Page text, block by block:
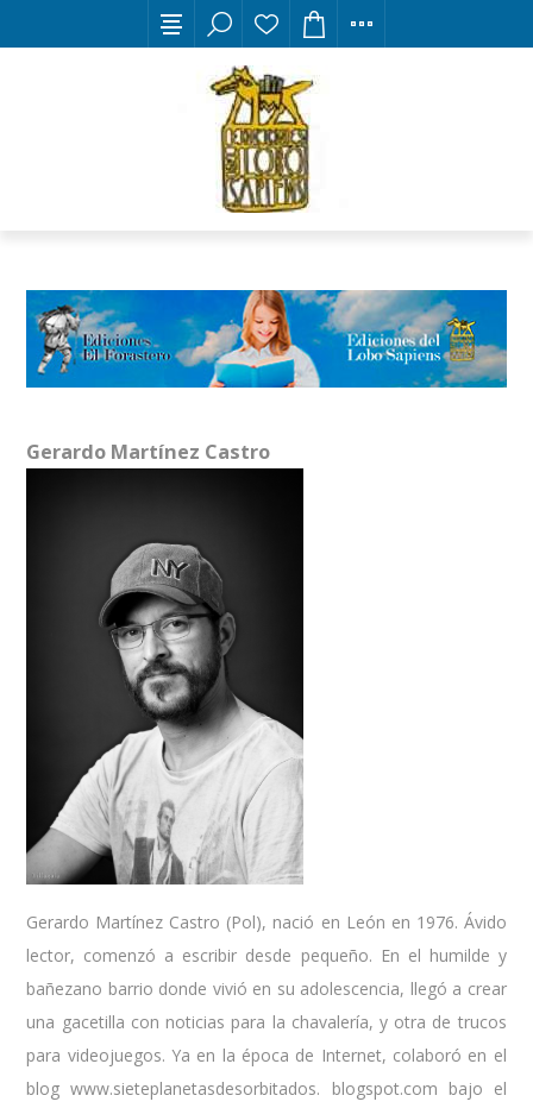
Gerardo Martínez Castro
Gerardo Martínez Castro (Pol), nació en León en 1976. Ávido
lector, comenzó a escribir desde pequeño. En el humilde y
bañezano barrio donde vivió en su adolescencia, llegó a crear
una gacetilla con noticias para la chavalería, y otra de trucos
para videojuegos. Ya en la época de Internet, colaboró en el
blog www.sieteplanetasdesorbitados. blogspot.com bajo el